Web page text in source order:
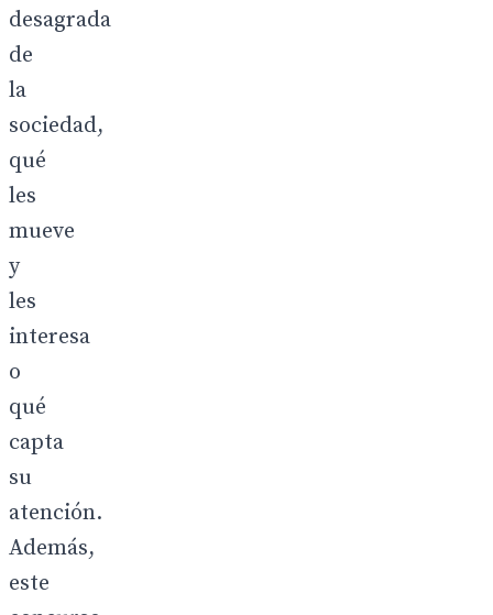
desagrada
de
la
sociedad,
qué
les
mueve
y
les
interesa
o
qué
capta
su
atención.
Además,
este